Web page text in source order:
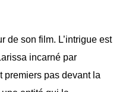
de son film. L’intrigue est
incarné par
premiers pas devant la